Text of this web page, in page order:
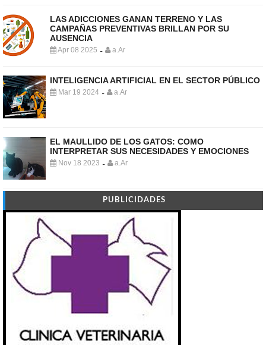
LAS ADICCIONES GANAN TERRENO Y LAS
CAMPAÑAS PREVENTIVAS BRILLAN POR SU
AUSENCIA
Apr 08 2025 - a.Ar
INTELIGENCIA ARTIFICIAL EN EL SECTOR PÚBLICO
Mar 19 2024 - a.Ar
EL MAULLIDO DE LOS GATOS: COMO
INTERPRETAR SUS NECESIDADES Y EMOCIONES
Nov 18 2023 - a.Ar
PUBLICIDADES